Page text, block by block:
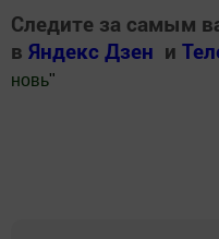
Следите за самым
в Яндекс Дзен и
новь"